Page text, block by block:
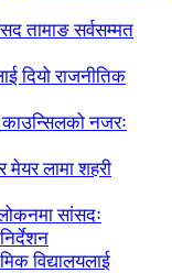
तामाङ सर्वसम्मत
दियो राजनीतिक
काउन्सिलको नजरः
लामा शहरी
सांसदः
विद्यालयलाई